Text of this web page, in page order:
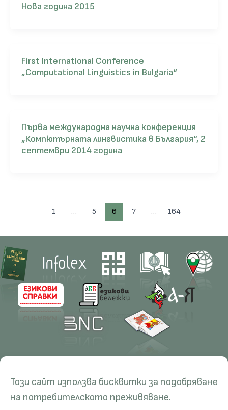
Този сайт използва бисквитки за подобряване
на потребителското преживяване.
Нова година 2015
First International Conference
„Computational Linguistics in Bulgaria“
Първа международна научна конференция
„Компютърната лингвистика в България“, 2
септември 2014 година
1 … 5 6 7 … 164
Management Projects
Education Resources